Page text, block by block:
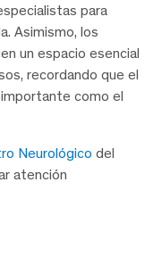
para
Asimismo, los
un espacio esencial
recordando que el
como el
Neurológico del
atención